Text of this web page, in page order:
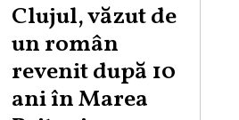
Clujul, văzut de
un român
revenit după 10
ani în Marea